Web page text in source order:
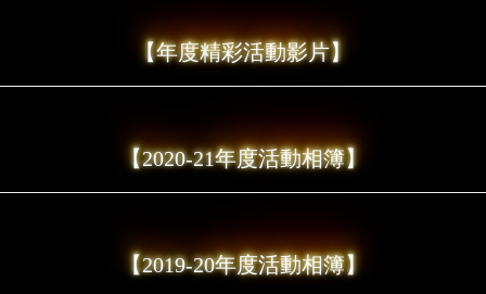
【年度精彩活動影片】
【2020-21年度活動相簿】
【2019-20年度活動相簿】